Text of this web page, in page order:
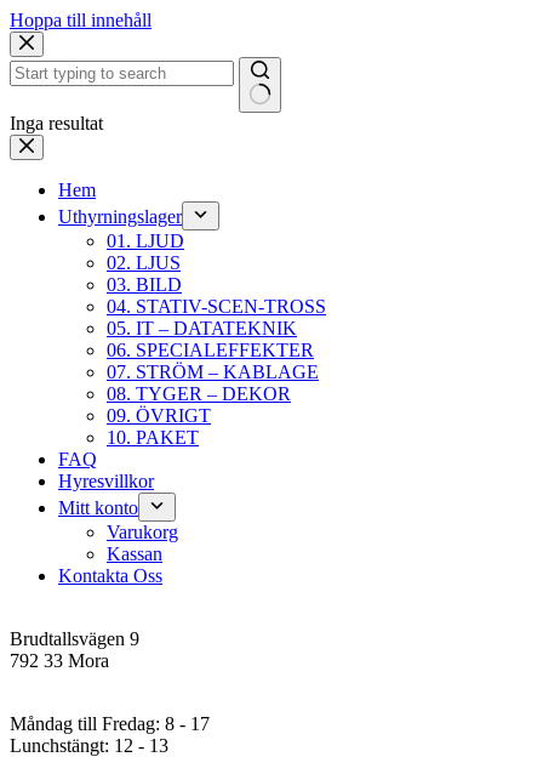
Hoppa till innehåll
Inga resultat
Hem
Uthyrningslager
01. LJUD
02. LJUS
03. BILD
04. STATIV-SCEN-TROSS
05. IT – DATATEKNIK
06. SPECIALEFFEKTER
07. STRÖM – KABLAGE
08. TYGER – DEKOR
09. ÖVRIGT
10. PAKET
FAQ
Hyresvillkor
Mitt konto
Varukorg
Kassan
Kontakta Oss
Brudtallsvägen 9
792 33 Mora
Måndag till Fredag: 8 - 17
Lunchstängt: 12 - 13